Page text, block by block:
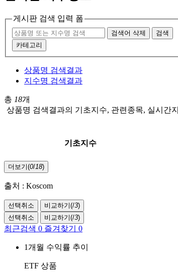
게시판 검색 입력 폼
검색어 삭제
검색
카테고리
상품명 검색결과
지수명 검색결과
총 18개
상품명 검색결과의 기초지수, 관련종목, 실시간
기초지수
더보기(0/18)
출처 : Koscom
선택취소 비교하기(/3)
선택취소
비교하기(/3)
최근검색 0 즐겨찾기 0
1개월 수익률 추이
ETF 상품